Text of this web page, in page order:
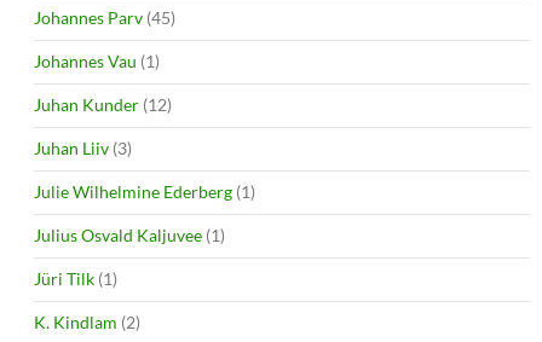
Johannes Parv (45)
Johannes Vau (1)
Juhan Kunder (12)
Juhan Liiv (3)
Julie Wilhelmine Ederberg (1)
Julius Osvald Kaljuvee (1)
Jüri Tilk (1)
K. Kindlam (2)